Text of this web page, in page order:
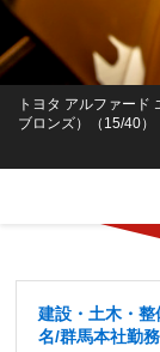
トヨタ アルファード
ブロンズ）（15/40）
建設・土木・
名/群馬本社勤務